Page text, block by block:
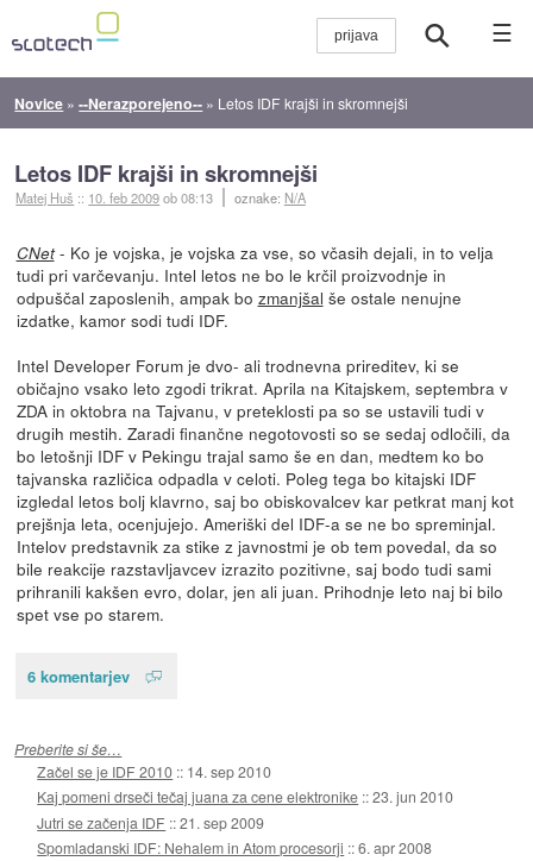
☰
Novice »--Nerazporejeno-- » Letos IDF krajši in skromnejši
Letos IDF krajši in skromnejši
Matej Huš :: 10. feb 2009ob 08:13 oznake: N/A
CNet- Ko je vojska, je vojska za vse, so včasih dejali, in to velja
tudi pri varčevanju. Intel letos ne bo le krčil proizvodnje in
odpuščal zaposlenih, ampak bo zmanjšal še ostale nenujne
izdatke, kamor sodi tudi IDF.
Intel Developer Forum je dvo- ali trodnevna prireditev, ki se
običajno vsako leto zgodi trikrat. Aprila na Kitajskem, septembra v
ZDA in oktobra na Tajvanu, v preteklosti pa so se ustavili tudi v
drugih mestih. Zaradi finančne negotovosti so se sedaj odločili, da
bo letošnji IDF v Pekingu trajal samo še en dan, medtem ko bo
tajvanska različica odpadla v celoti. Poleg tega bo kitajski IDF
izgledal letos bolj klavrno, saj bo obiskovalcev kar petkrat manj kot
prejšnja leta, ocenjujejo. Ameriški del IDF-a se ne bo spreminjal.
Intelov predstavnik za stike z javnostmi je ob tem povedal, da so
bile reakcije razstavljavcev izrazito pozitivne, saj bodo tudi sami
prihranili kakšen evro, dolar, jen ali juan. Prihodnje leto naj bi bilo
spet vse po starem.
6 komentarjev
Preberite si še…
Začel se je IDF 2010 :: 14. sep 2010
Kaj pomeni drseči tečaj juana za cene elektronike ::23. jun 2010
Jutri se začenja IDF ::21. sep 2009
Spomladanski IDF: Nehalem in Atom procesorji ::6. apr 2008